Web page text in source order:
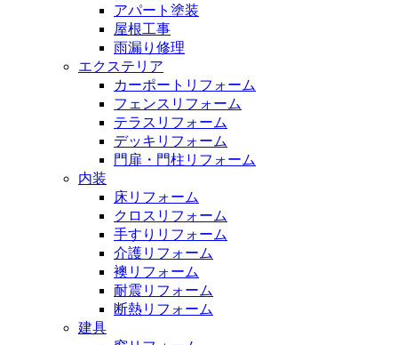
アパート塗装
屋根工事
雨漏り修理
エクステリア
カーポートリフォーム
フェンスリフォーム
テラスリフォーム
デッキリフォーム
門扉・門柱リフォーム
内装
床リフォーム
クロスリフォーム
手すりリフォーム
介護リフォーム
襖リフォーム
耐震リフォーム
断熱リフォーム
建具